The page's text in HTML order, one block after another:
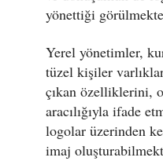
yönettiği
Yerel yönetimler,
tüzel kişiler
çıkan özelliklerini,
aracılığıyla ifade
logolar üzerinden
imaj